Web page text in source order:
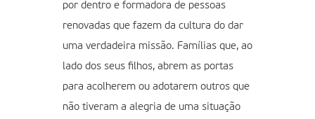
por dentro e formadora de pessoas
renovadas que fazem da cultura do dar
uma verdadeira missão. Famílias que, ao
lado dos seus filhos, abrem as portas
para acolherem ou adotarem outros que
não tiveram a alegria de uma situação